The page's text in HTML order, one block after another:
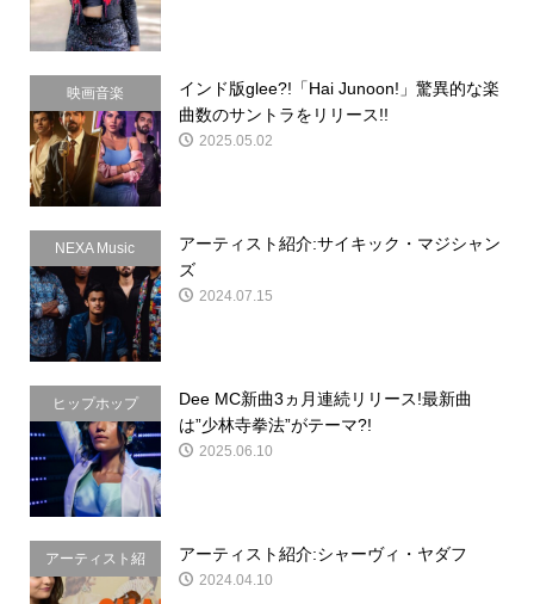
映画音楽
インド版glee?!「Hai Junoon!」驚異的な楽
曲数のサントラをリリース!!
2025.05.02
NEXA Music
アーティスト紹介:サイキック・マジシャン
ズ
2024.07.15
ヒップホップ
Dee MC新曲3ヵ月連続リリース!最新曲
は”少林寺拳法”がテーマ?!
2025.06.10
アーティスト紹
介
アーティスト紹介:シャーヴィ・ヤダフ
2024.04.10